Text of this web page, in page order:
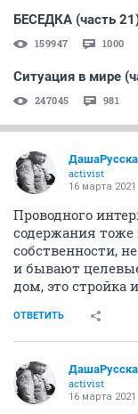
БЕСЕДКА (часть
159947 1000
Ситуация в мире
247045 981
activist
16 марта 2021
Проводного
содержания тоже
собственности,
и бывают
дом, это стройка
ОТВЕТИТЬ
activist
16 марта 2021